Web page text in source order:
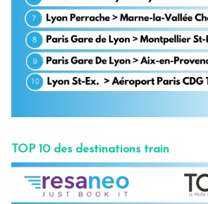
TOP 10 des destinations train